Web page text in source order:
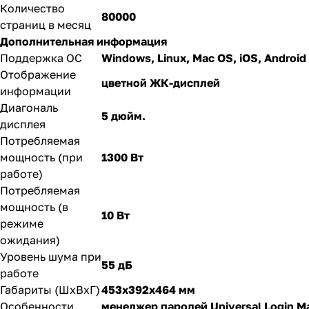
Количество
страниц в месяц
80000
Дополнительная информация
Поддержка ОС
Windows, Linux, Mac OS, iOS, Android
Отображение
информации
цветной ЖК-дисплей
Диагональ
дисплея
5 дюйм.
Потребляемая
мощность (при
работе)
1300 Вт
Потребляемая
мощность (в
режиме
ожидания)
10 Вт
Уровень шума при
работе
55 дБ
Габариты (ШxВxГ)453x392x464 мм